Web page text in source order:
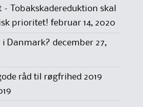
Tobakskadereduktion skal
prioritet! februar 14, 2020
i Danmark? december 27,
råd til røgfrihed 2019